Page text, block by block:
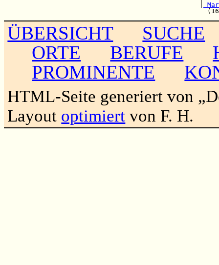
ÜBERSICHT
SUCHE
ORTE
BERUFE
PROMINENTE
HTML-Seite generiert von
Layout optimiert von F. H.